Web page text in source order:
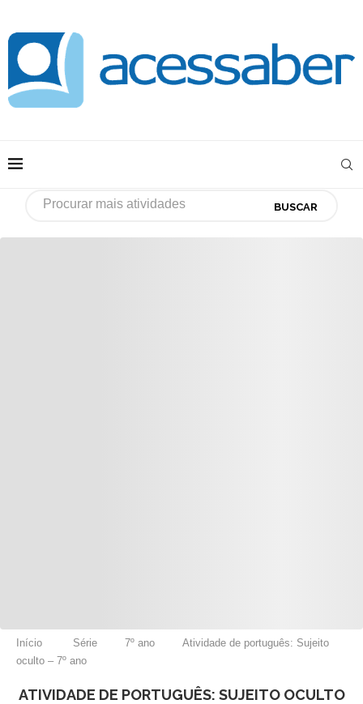
BUSCAR
Início Série 7º ano
Atividade de português: Sujeito
oculto – 7º ano
ATIVIDADE DE PORTUGUÊS: SUJEITO OCULTO